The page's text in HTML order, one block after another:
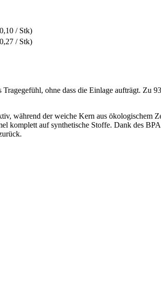
/ Stk)
/ Stk)
ohne dass die Einlage aufträgt. Zu
während der weiche Kern aus
komplett auf synthetische Stoffe. Dank des